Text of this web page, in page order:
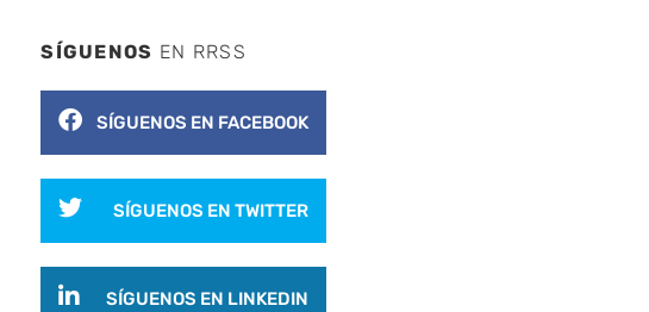
SÍGUENOS EN RRSS
SÍGUENOS EN FACEBOOK
SÍGUENOS EN TWITTER
SÍGUENOS EN LINKEDIN